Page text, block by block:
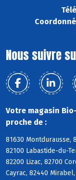
Nous suivre
Votre magasin
proche de :
81630 Montdurausse,
82100 Labastide-du-
82200 Lizac, 82700
Cayrac, 82440